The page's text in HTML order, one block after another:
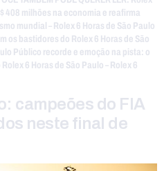
408 milhões na economia e reafirma
mundial – Rolex 6 Horas de São Paulo
os bastidores do Rolex 6 Horas de São
Público recorde e emoção na pista: o
6 Horas de São Paulo – Rolex 6
campeões do FIA
neste final de